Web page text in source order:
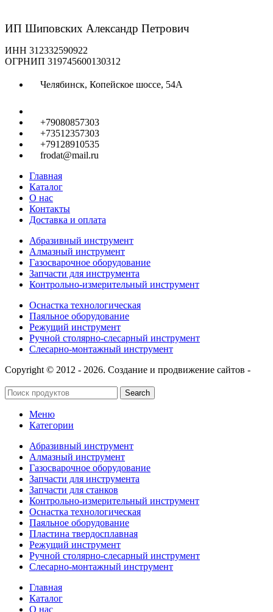
ИП Шиповских Александр Петрович
ИНН 312332590922
ОГРНИП 319745600130312
Челябинск, Копейское шоссе, 54А
+79080857303
+73512357303
+79128910535
frodat@mail.ru
Главная
Каталог
О нас
Контакты
Доставка и оплата
Абразивный инструмент
Алмазный инструмент
Газосварочное оборудование
Запчасти для инструмента
Контрольно-измерительный инструмент
Оснастка технологическая
Паяльное оборудование
Режущий инструмент
Ручной столярно-слесарный инструмент
Слесарно-монтажный инструмент
Copyright © 2012 - 2026. Создание и продвижение сайтов -
Search
Меню
Категории
Абразивный инструмент
Алмазный инструмент
Газосварочное оборудование
Запчасти для инструмента
Запчасти для станков
Контрольно-измерительный инструмент
Оснастка технологическая
Паяльное оборудование
Пластина твердосплавная
Режущий инструмент
Ручной столярно-слесарный инструмент
Слесарно-монтажный инструмент
Главная
Каталог
О нас